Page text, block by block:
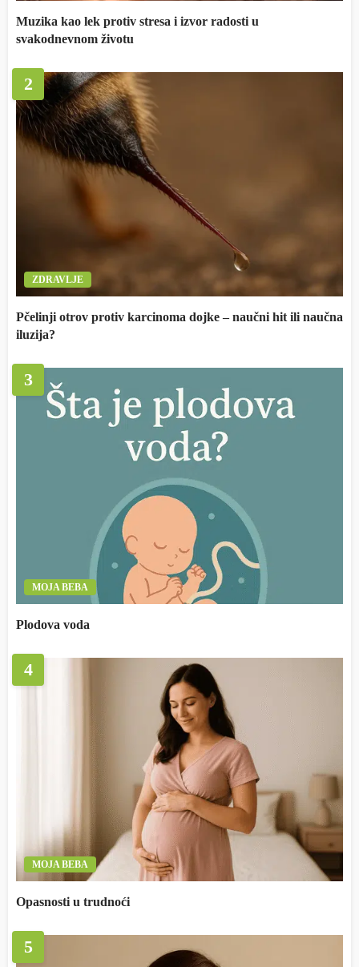
Muzika kao lek protiv stresa i izvor radosti u
svakodnevnom životu
2
ZDRAVLJE
Pčelinji otrov protiv karcinoma dojke – naučni hit ili naučna
iluzija?
3
MOJA BEBA
Plodova voda
4
MOJA BEBA
Opasnosti u trudnoći
5